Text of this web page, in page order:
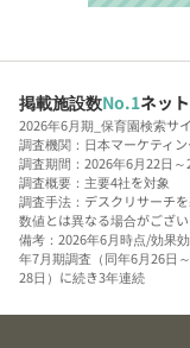
掲載施設数No.1ネッ
2026年6月期_保育園検索サ
調査機関：日本マーケティ
調査期間：2026年6月22日～
調査概要：主要4社を対象
調査手法：デスクリサーチ
数値とは異なる場合がござい
備考：2026年6月時点/効果
年7月期調査（同年6月26日
28日）に続き3年連続